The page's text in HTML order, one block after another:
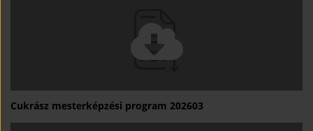
Cukrász mesterképzési program 202603